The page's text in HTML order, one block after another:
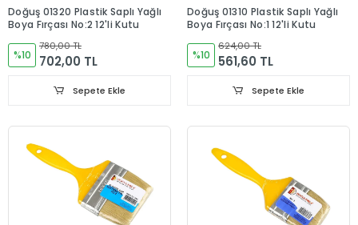
Doğuş 01320 Plastik Saplı Yağlı
Boya Fırçası No:2 12'li Kutu
%10
780,00 TL
702,00 TL
Sepete Ekle
Doğuş 01310 Plastik Saplı Yağlı
Boya Fırçası No:1 12'li Kutu
%10
624,00 TL
561,60 TL
Sepete Ekle